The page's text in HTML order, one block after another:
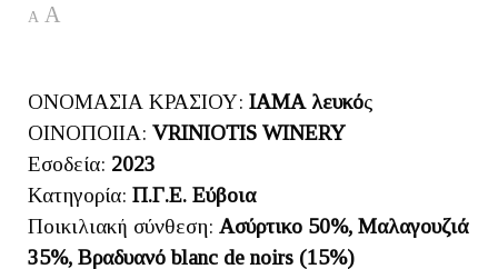
A A
ΟΝΟΜΑΣΙΑ ΚΡΑΣΙΟΥ: ΙΑΜΑ λευκός
ΟΙΝΟΠΟΙΙΑ: VRINIOTIS WINERY
Εσοδεία: 2023
Κατηγορία: Π.Γ.Ε. Εύβοια
Ποικιλιακή σύνθεση: Ασύρτικο 50%, Μαλαγουζιά
35%, Βραδυανό blanc de noirs (15%)